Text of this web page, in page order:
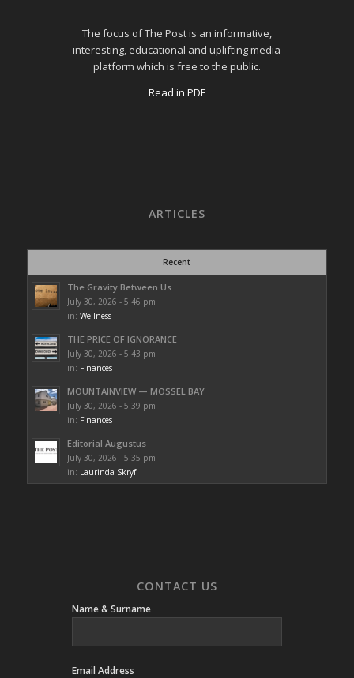
The focus of The Post is an informative,
interesting, educational and uplifting media
platform which is free to the public.
Read in PDF
ARTICLES
Recent
The Gravity Between Us
July 30, 2026 - 5:46 pm
in: Wellness
THE PRICE OF IGNORANCE
July 30, 2026 - 5:43 pm
in: Finances
MOUNTAINVIEW — MOSSEL BAY
July 30, 2026 - 5:39 pm
in: Finances
Editorial Augustus
July 30, 2026 - 5:35 pm
in: Laurinda Skryf
CONTACT US
Name & Surname
Email Address